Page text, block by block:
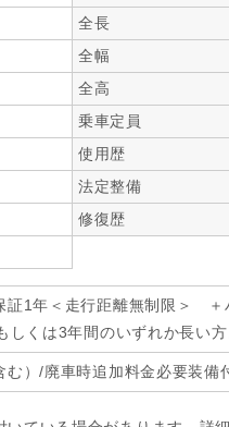
全長
全幅
全高
乗車定員
使用歴
法定整備
修復歴
証1年＜走行距離無制限＞ ＋
しくは3年間のいずれか長い
）/廃車時追加料金必要装備